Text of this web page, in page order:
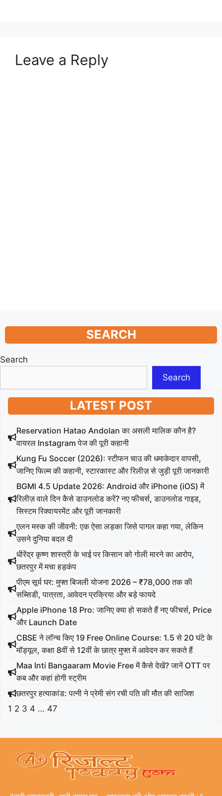
Leave a Reply
SEARCH
Search
Search
LATEST POST
Reservation Hatao Andolan का असली मालिक कौन है?
वायरल Instagram पेज की पूरी कहानी
Kung Fu Soccer (2026): स्टीफन चाउ की धमाकेदार वापसी,
जानिए फिल्म की कहानी, स्टारकास्ट और रिलीज़ से जुड़ी पूरी जानकारी
BGMI 4.5 Update 2026: Android और iPhone (iOS) में
रिलीज़ वाले दिन कैसे डाउनलोड करें? नए फीचर्स, डाउनलोड गाइड,
सिस्टम रिक्वायरमेंट और पूरी जानकारी
एलन मस्क की जीवनी: एक ऐसा लड़का जिसे पागल कहा गया, लेकिन
उसने दुनिया बदल दी
धीरेंद्र कृष्ण शास्त्री के भाई पर किसान को गोली मारने का आरोप,
छतरपुर में मचा हड़कंप
पीएम सूर्य घर: मुफ्त बिजली योजना 2026 – ₹78,000 तक की
सब्सिडी, पात्रता, आवेदन प्रक्रिया और बड़े फायदे
Apple iPhone 18 Pro: जानिए क्या हो सकते हैं नए फीचर्स, Price
और Launch Date
CBSE ने लॉन्च किए 19 Free Online Course: 1.5 से 20 घंटे के
मॉड्यूल, कक्षा 8वीं से 12वीं के छात्र मुफ्त में आवेदन कर सकते हैं
Maa Inti Bangaaram Movie Free में कैसे देखें? जानें OTT पर
कब और कहां होगी स्ट्रीम
छतरपुर हत्याकांड: पत्नी ने प्रेमी संग रची पति की मौत की साजिश
1 2 3 4 … 47